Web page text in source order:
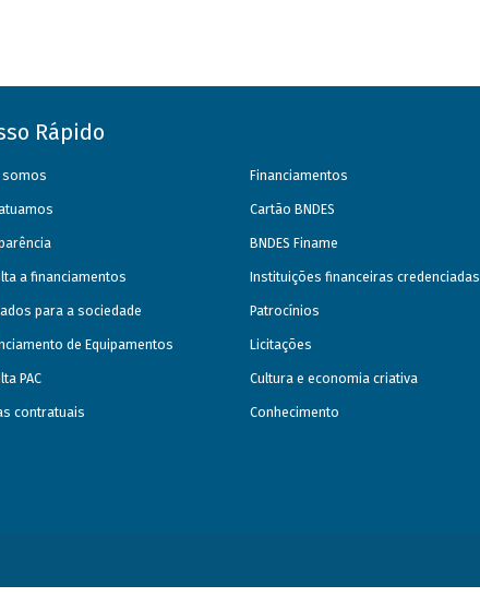
Rápido
somos
a financiamentos
para a sociedade
de Equipamentos
PAC
contratuais
Financiamentos
Cartão BNDES
BNDES Finame
Instituições financeiras credenciadas
Patrocínios
Licitações
Cultura e economia criativa
Conhecimento